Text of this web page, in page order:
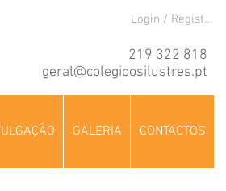
Login / Registre-se
219 322 818
geral@colegioosilustres.pt
GALERIA CONTACTOS